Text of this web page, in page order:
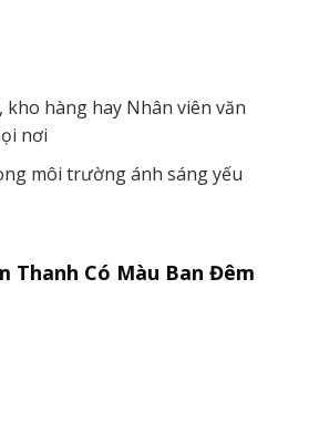
kho hàng hay Nhân viên văn
nơi
môi trường ánh sáng yếu
Thanh Có Màu Ban Đêm